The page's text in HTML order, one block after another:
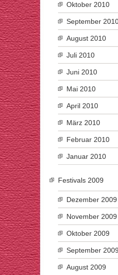
Oktober 2010
September
August 2010
Juli 2010
Juni 2010
Mai 2010
April 2010
März 2010
Februar 2010
Januar 2010
Festivals 2009
Dezember 2009
November 2009
Oktober 2009
September 2009
August 2009